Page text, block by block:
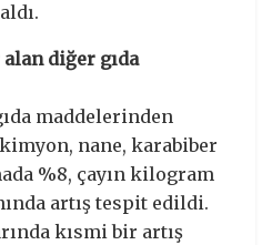
diğer gıda
maddelerinden
nane, karabiber
%8, çayın kilogram
artış tespit edildi.
kısmi bir artış